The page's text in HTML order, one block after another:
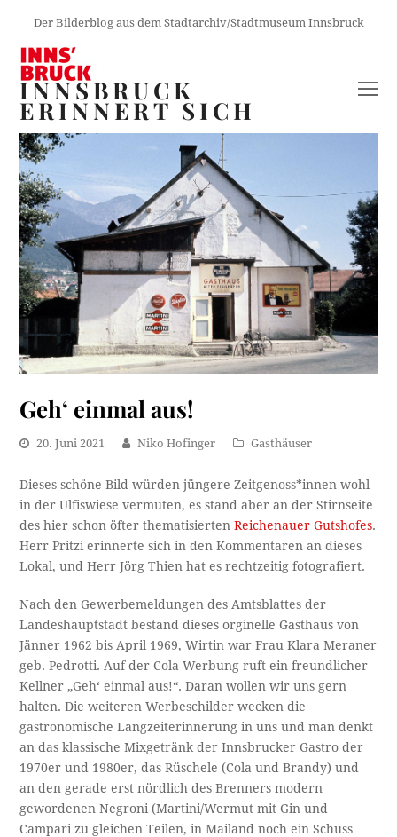
Der Bilderblog aus dem Stadtarchiv/Stadtmuseum Innsbruck
INNSBRUCK
ERINNERT SICH
Geh‘ einmal aus!
20. Juni 2021 Niko Hofinger Gasthäuser
Dieses schöne Bild würden jüngere Zeitgenoss*innen wohl
in der Ulfiswiese vermuten, es stand aber an der Stirnseite
des hier schon öfter thematisiertenReichenauer Gutshofes.
Herr Pritzi erinnerte sich in den Kommentaren an dieses
Lokal, und Herr Jörg Thien hat es rechtzeitig fotografiert.
Nach den Gewerbemeldungen des Amtsblattes der
Landeshauptstadt bestand dieses orginelle Gasthaus von
Jänner 1962 bis April 1969, Wirtin war Frau Klara Meraner
geb. Pedrotti. Auf der Cola Werbung ruft ein freundlicher
Kellner „Geh‘ einmal aus!“. Daran wollen wir uns gern
halten. Die weiteren Werbeschilder wecken die
gastronomische Langzeiterinnerung in uns und man denkt
an das klassische Mixgetränk der Innsbrucker Gastro der
1970er und 1980er, das Rüschele (Cola und Brandy) und
an den gerade erst nördlich des Brenners modern
gewordenen Negroni (Martini/Wermut mit Gin und
Campari zu gleichen Teilen, in Mailand noch ein Schuss